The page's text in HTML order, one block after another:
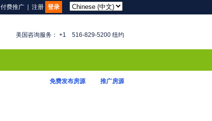
付费推广 注册 登录
美国咨询服务： +1 516-829-5200 纽约
免费发布房源 推广房源